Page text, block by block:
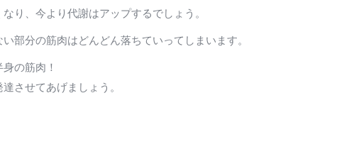
り、今より代謝はアップするでしょう。
部分の筋肉はどんどん落ちていってしまいます。
の筋肉！
させてあげましょう。